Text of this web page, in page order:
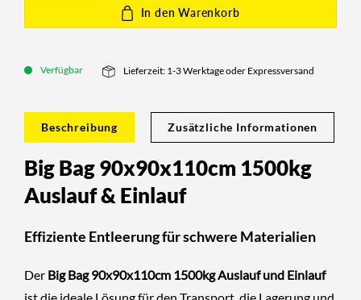
In den Warenkorb
Verfügbar Lieferzeit: 1-3 Werktage oder Expressversand
Beschreibung Zusätzliche Informationen
Big Bag 90x90x110cm 1500kg
Auslauf & Einlauf
Effiziente Entleerung für schwere Materialien
Der Big Bag 90x90x110cm 1500kg Auslauf und Einlauf
ist die ideale Lösung für den Transport, die Lagerung und